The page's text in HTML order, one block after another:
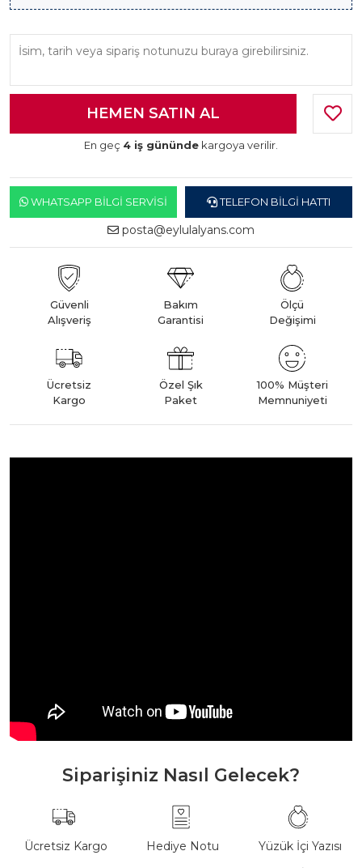
En geç 4 iş gününde kargoya verilir.
WHATSAPP BILGI SERVISI TELEFON BILGI HATTI
posta@eylulalyans.com
Güvenli
Alışveriş
Bakım
Garantisi
Ölçü
Değişimi
Ücretsiz
Kargo
Özel Şık
Paket
100% Müşteri
Memnuniyeti
Siparişiniz Nasıl Gelecek?
Ücretsiz Kargo Hediye Notu Yüzük İçi Yazısı